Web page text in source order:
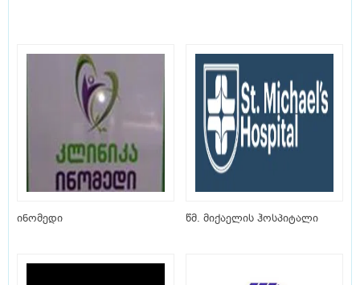
ინომედი წმ. მიქაელის ჰოსპიტალი